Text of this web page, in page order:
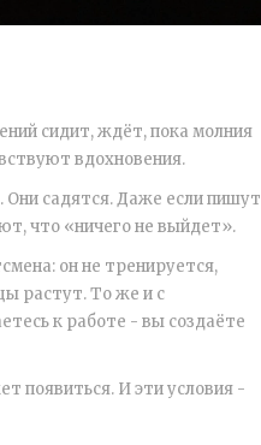
сидит, ждёт, пока молния
вдохновения.
садятся. Даже если пишут
что «ничего не выйдет».
он не тренируется,
растут. То же и с
к работе - вы создаёте
появиться. И эти условия -